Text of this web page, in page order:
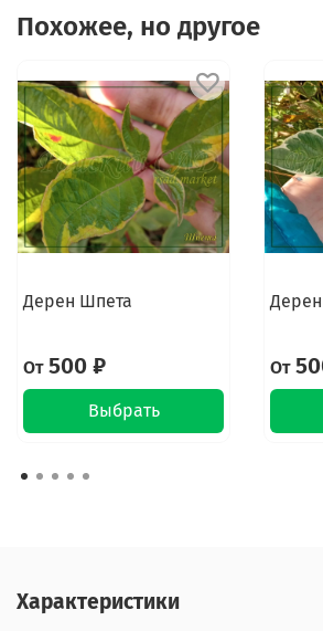
Похожее, но другое
Дерен Шпета
От500 ₽
Выбрать
Дерен
От
Характеристики